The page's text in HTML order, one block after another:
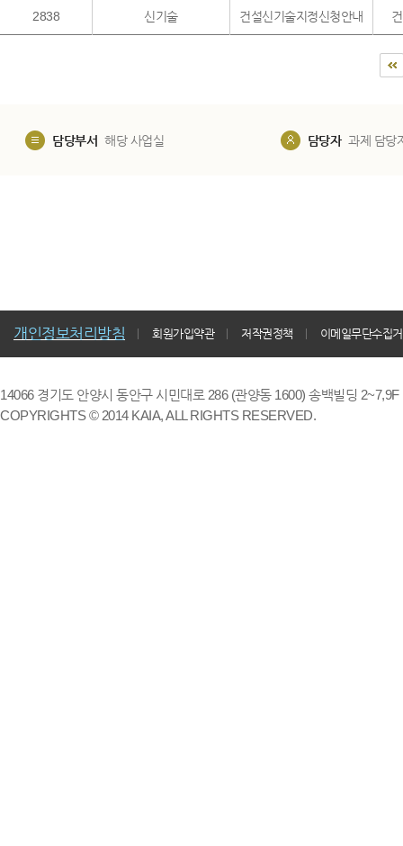
2838 신기술 건설신기술지정신청안내
담당부서 해당 사업실 담당자 과제 담당
개인정보처리방침 회원가입약관 저작권정책 이메일무단수집
14066 경기도 안양시 동안구 시민대로 286 (관양동 1600) 송백빌딩
COPYRIGHTS © 2014 KAIA, ALL RIGHTS RESERVED.